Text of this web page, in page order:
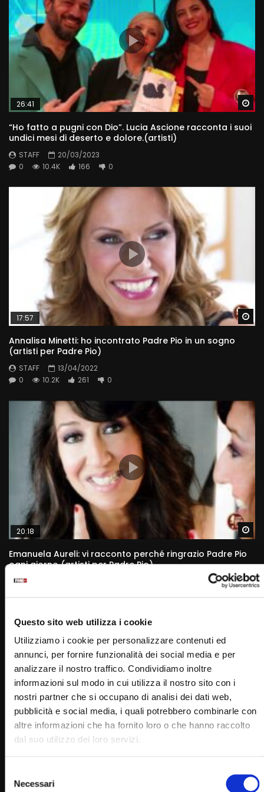
Questo sito web utilizza i cookie
Utilizziamo i cookie per personalizzare contenuti ed
annunci, per fornire funzionalità dei social media e per
analizzare il nostro traffico. Condividiamo inoltre
informazioni sul modo in cui utilizza il nostro sito con i
nostri partner che si occupano di analisi dei dati web,
pubblicità e social media, i quali potrebbero combinarle con
altre informazioni che ha fornito loro o che hanno raccolto
dal suo utilizzo dei loro servizi.
delNecessari
26:41
“Ho fatto a pugni con Dio”. Lucia Ascione racconta i suoi
undici mesi di deserto e dolore.(artisti)
STAFF
20/03/2023
0
10.4K 166 0
17:57
Annalisa Minetti: ho incontrato Padre Pio in un sogno
(artisti per Padre Pio)
STAFF
13/04/2022
0
10.2K 261 0
20:18
Emanuela Aureli: vi racconto perché ringrazio Padre Pio
ogni giorno (artisti per Padre Pio)
STAFF
18:34
madre (artisti per Padre Pio)